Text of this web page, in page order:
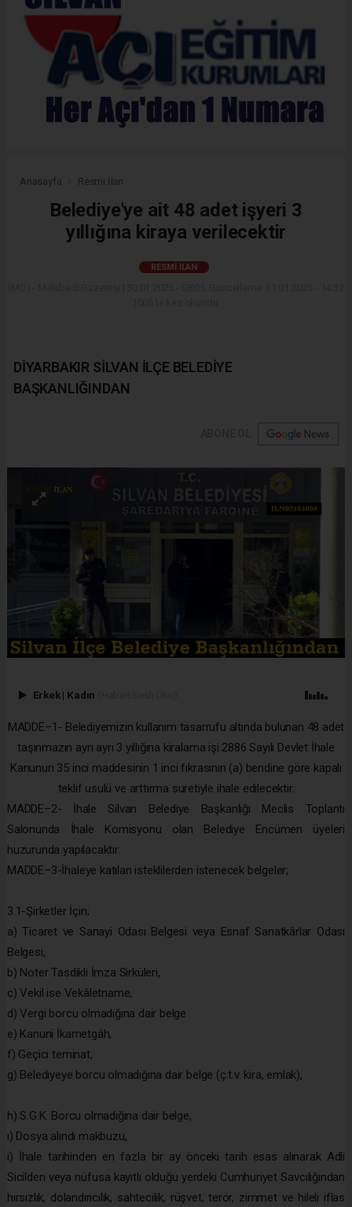
Anasayfa Resmi İlan
Belediye'ye ait 48 adet işyeri 3
yıllığına kiraya verilecektir
RESMI İLAN
DİYARBAKIR SİLVAN İLÇE BELEDİYE
BAŞKANLIĞINDAN
Erkek | Kadın
MADDE–1- Belediyemizin kullanım tasarrufu altında bulunan 48 adet
taşınmazın ayrı ayrı 3 yıllığına kiralama işi 2886 Sayılı Devlet İhale
Kanunun 35 inci maddesinin 1 inci fıkrasının (a) bendine göre kapalı
teklif usulü ve arttırma suretiyle ihale edilecektir.
MADDE–2- İhale Silvan Belediye Başkanlığı Meclis Toplantı
Salonunda İhale Komisyonu olan Belediye Encümen üyeleri
huzurunda yapılacaktır.
MADDE–3-İhaleye katılan isteklilerden istenecek belgeler;
3.1-Şirketler İçin;
a) Ticaret ve Sanayi Odası Belgesi veya Esnaf Sanatkârlar Odası
Belgesi,
b) Noter Tasdikli İmza Sirküleri,
c) Vekil ise Vekâletname,
d) Vergi borcu olmadığına dair belge
e) Kanuni İkametgâh,
f) Geçici teminat,
g) Belediyeye borcu olmadığına dair belge (ç.t.v. kira, emlak),
h) S.G.K. Borcu olmadığına dair belge,
ı) Dosya alındı makbuzu,
i) İhale tarihinden en fazla bir ay önceki tarih esas alınarak Adli
Sicilden veya nüfusa kayıtlı olduğu yerdeki Cumhuriyet Savcılığından
hırsızlık, dolandırıcılık, sahtecilik, rüşvet, terör, zimmet ve hileli iflas